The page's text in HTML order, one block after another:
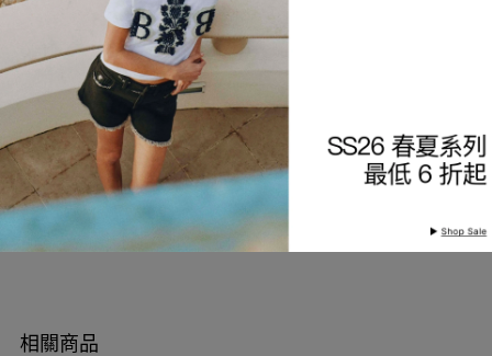
商品描述
細節與保養
查看分店庫存
相關商品